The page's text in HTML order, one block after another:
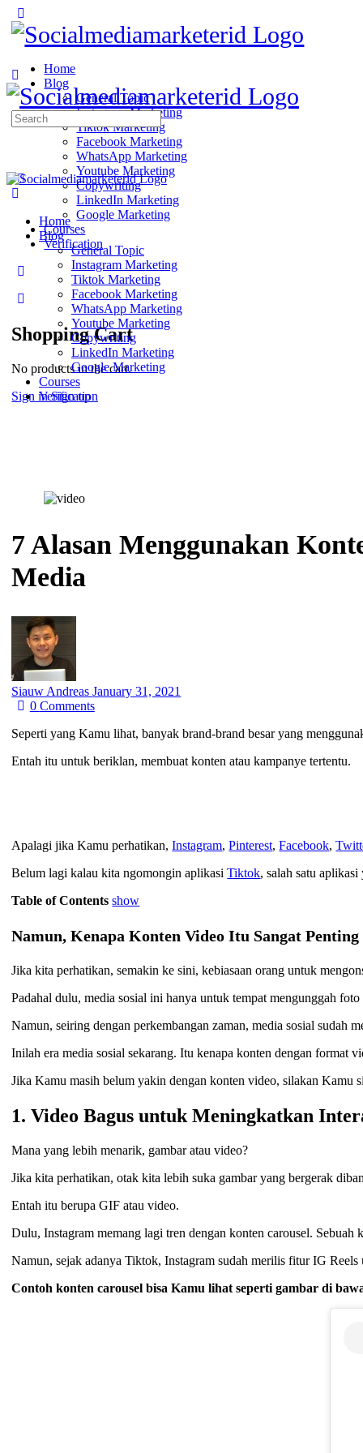
Home
Blog
General Topic
Instagram Marketing
Tiktok Marketing
Facebook Marketing
WhatsApp Marketing
Youtube Marketing
Copywriting
LinkedIn Marketing
Google Marketing
Courses
Verification
Shopping Cart
No products in the cart.
Sign in Sign up
Search
for:
Home
Blog
General Topic
Instagram Marketing
Tiktok Marketing
Facebook Marketing
WhatsApp Marketing
Youtube Marketing
Copywriting
LinkedIn Marketing
Google Marketing
Courses
Verification
7 Alasan Menggunakan
Media
Siauw AndreasJanuary 31, 2021
0 Comments
Seperti yang Kamu lihat, banyak brand-brand besar yang
Entah itu untuk beriklan, membuat konten atau kampanye tertentu.
Apalagi jika Kamu perhatikan,Instagram,Pinterest,Facebook,
Belum lagi kalau kita ngomongin aplikasiTiktok, salah satu
Table of Contents show
Namun, Kenapa Konten Video Itu Sangat
Jika kita perhatikan, semakin ke sini, kebiasaan orang untuk
Padahal dulu, media sosial ini hanya untuk tempat mengunggah
Namun, seiring dengan perkembangan zaman, media sosial sudah
Inilah era media sosial sekarang. Itu kenapa konten dengan format
Jika Kamu masih belum yakin dengan konten video, silakan Kamu
1. Video Bagus untuk Meningkatkan
Mana yang lebih menarik, gambar atau video?
Jika kita perhatikan, otak kita lebih suka gambar yang bergerak
Entah itu berupa GIF atau video.
Dulu, Instagram memang lagi tren dengan konten carousel.
Namun, sejak adanya Tiktok, Instagram sudah merilis fitur IG
Contoh konten carousel bisa Kamu lihat seperti gambar di